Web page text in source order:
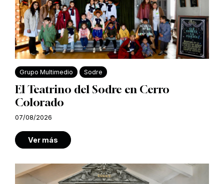
Grupo Multimedio Sodre
El Teatrino del Sodre en Cerro
Colorado
07/08/2026
Ver más